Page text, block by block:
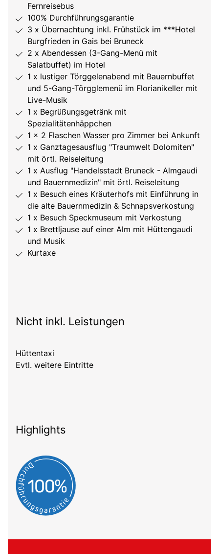
Fernreisebus
100% Durchführungsgarantie
3 x Übernachtung inkl. Frühstück im ***Hotel
Burgfrieden in Gais bei Bruneck
2 x Abendessen (3-Gang-Menü mit
Salatbuffet) im Hotel
1 x lustiger Törggelenabend mit Bauernbuffet
und 5-Gang-Törgglemenü im Florianikeller mit
Live-Musik
1 x Begrüßungsgetränk mit
Spezialitätenhäppchen
1 x 2 Flaschen Wasser pro Zimmer bei Ankunft
1 x Ganztagesausflug "Traumwelt Dolomiten"
mit örtl. Reiseleitung
1 x Ausflug "Handelsstadt Bruneck - Almgaudi
und Bauernmedizin" mit örtl. Reiseleitung
1 x Besuch eines Kräuterhofs mit Einführung in
die alte Bauernmedizin & Schnapsverkostung
1 x Besuch Speckmuseum mit Verkostung
1 x Brettljause auf einer Alm mit Hüttengaudi
und Musik
Kurtaxe
Nicht inkl. Leistungen
Hüttentaxi
Evtl. weitere Eintritte
Highlights